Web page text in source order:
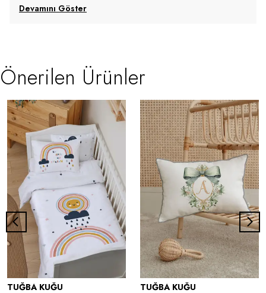
Devamını Göster
Önerilen Ürünler
TUĞBA KUĞU TUĞBA KUĞU